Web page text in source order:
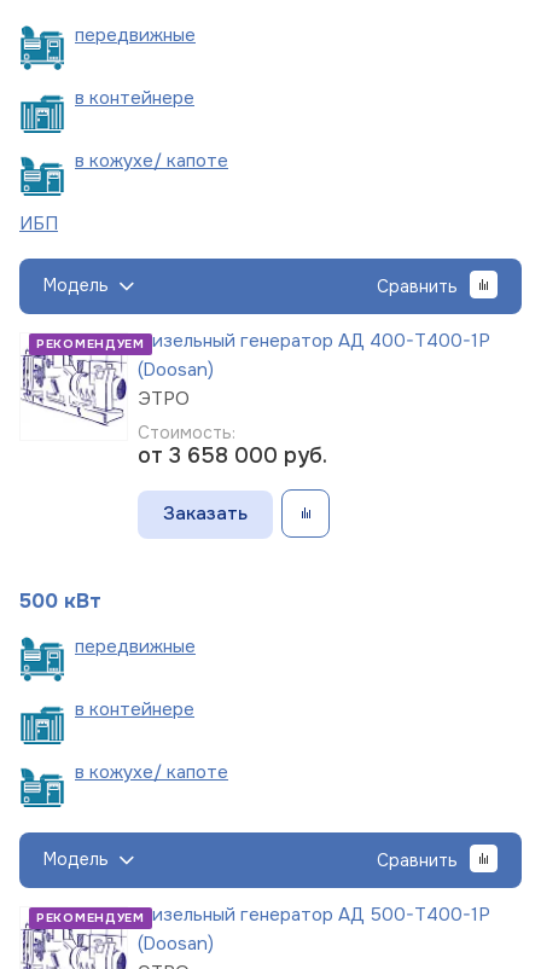
передвижные
в контейнере
в кожухе/ капоте
ИБП
Модель Сравнить
РЕКОМЕНДУЕМДизельный генератор АД 400-Т400-1Р
(Doosan)
ЭТРО
Стоимость:
от 3 658 000 руб.
Заказать
500 кВт
передвижные
в контейнере
в кожухе/ капоте
Модель Сравнить
РЕКОМЕНДУЕМДизельный генератор АД 500-Т400-1Р
(Doosan)